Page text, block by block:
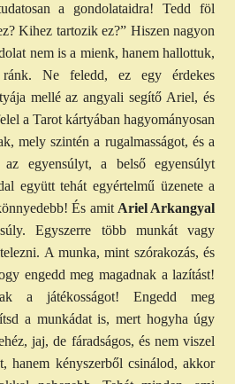
a gondolataidra! Tedd föl
Kihez tartozik ez?” Hiszen nagyon
nem is a mienk, hanem hallottuk,
ránk. Ne feledd, ez egy érdekes
mellé az angyali segítő Ariel, és
a Tarot kártyában hagyományosan
mely szintén a rugalmasságot, és a
az egyensúlyt, a belső egyensúlyt
együtt tehát egyértelmű üzenete a
És amitAriel Arkangyal
Egyszerre több munkát vagy
A munka, mint szórakozás, és
engedd meg magadnak a lazítást!
a játékosságot! Engedd meg
a munkádat is, mert hogyha úgy
jaj, de fáradságos, és nem viszel
hanem kényszerből csinálod, akkor